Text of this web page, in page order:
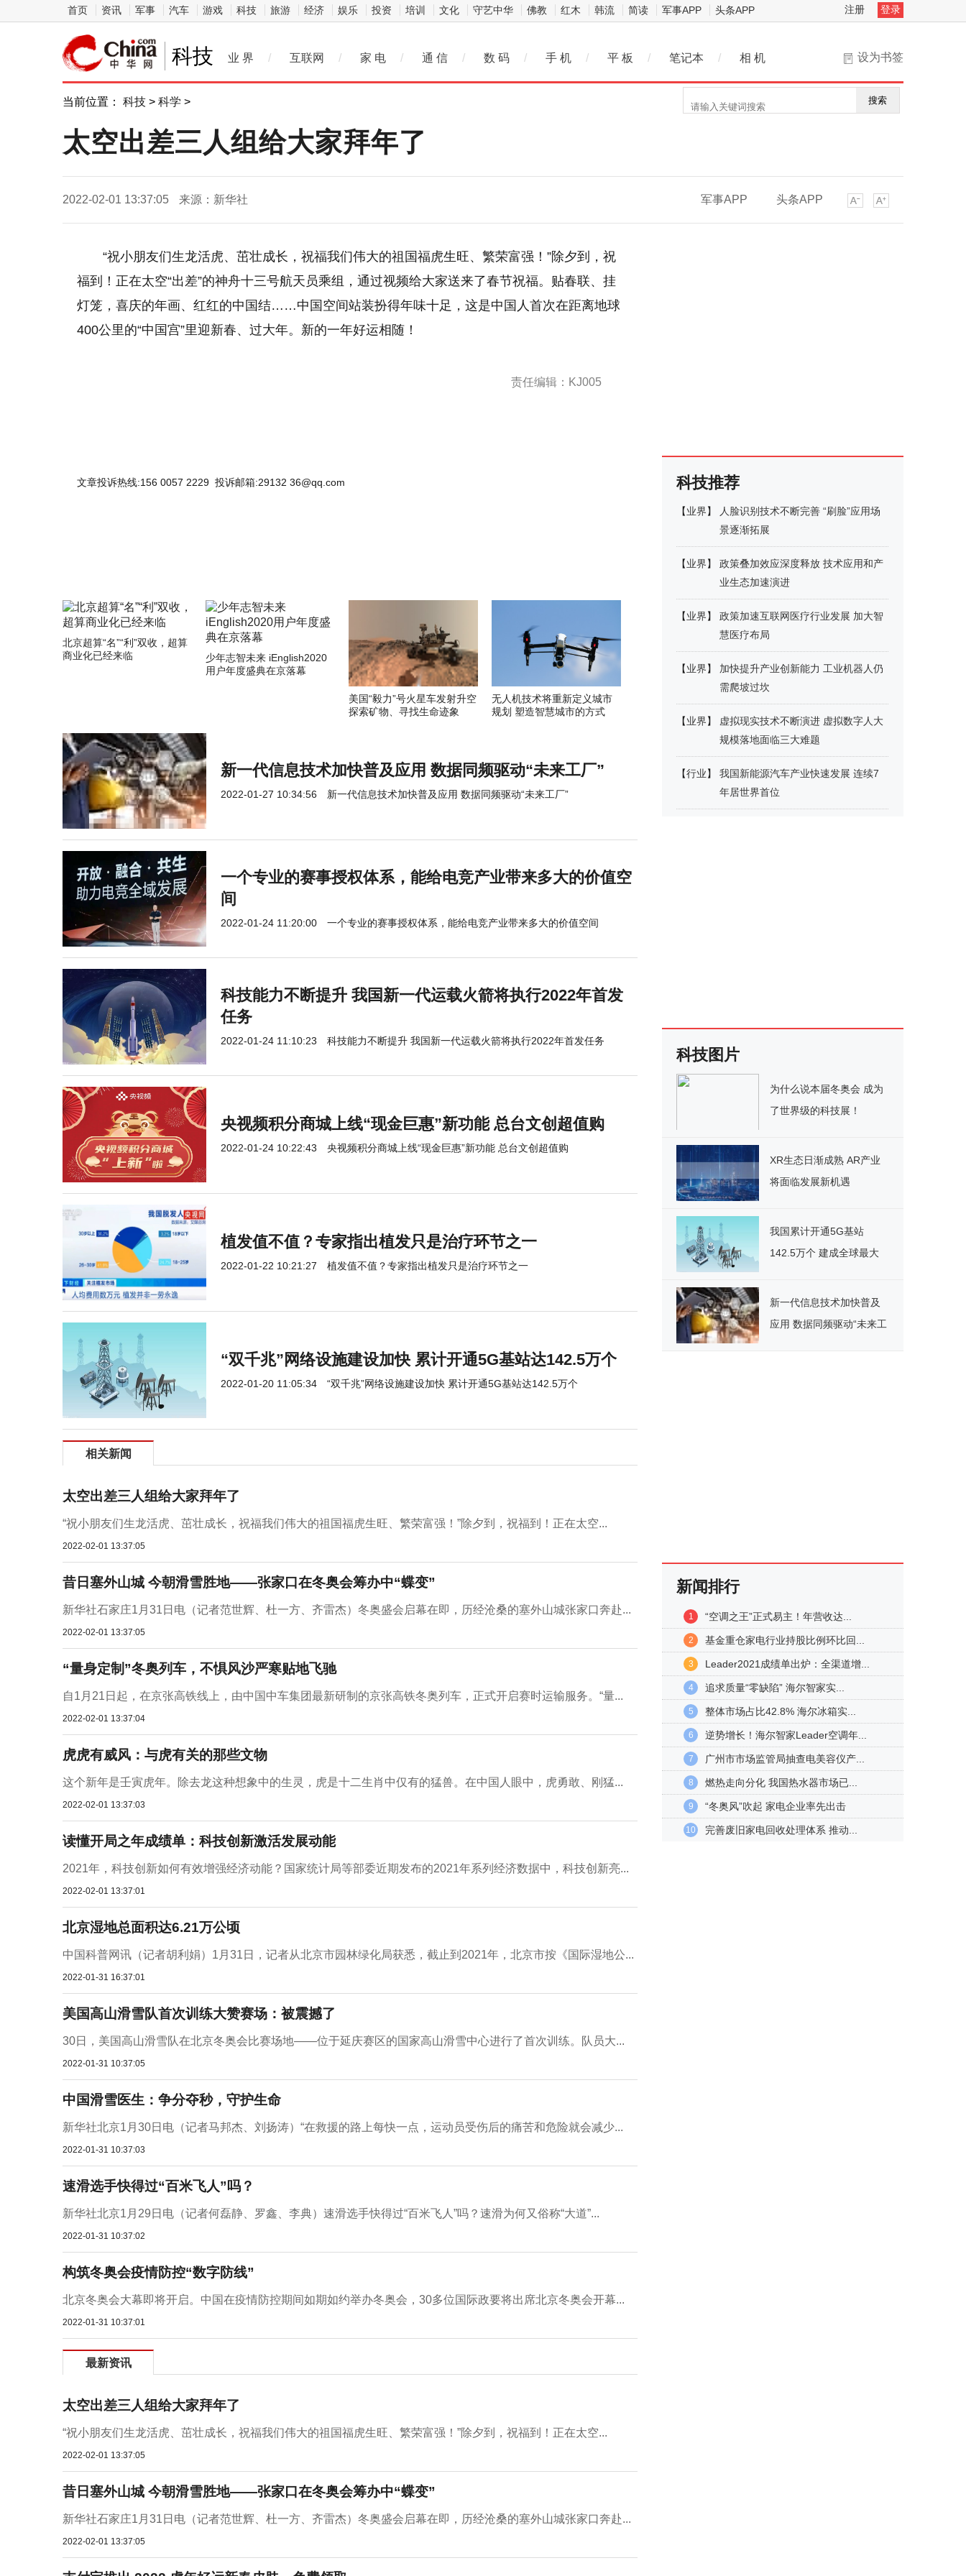
首页 资讯 军事 汽车 游戏 科技 旅游 经济 娱乐 投资 培训 文化 守艺中华 佛教 红木 韩流 简读 军事APP 头条APP 注册 登录
科技 设为书签
业 界 / 互联网 / 家 电 / 通 信 / 数 码 / 手 机 / 平 板 / 笔记本 / 相 机
当前位置： 科技 > 科学 > 搜索
太空出差三人组给大家拜年了
2022-02-01 13:37:05 来源：新华社 军事APP 头条APP
“祝小朋友们生龙活虎、茁壮成长，祝福我们伟大的祖国福虎生旺、繁荣富强！”除夕到，祝
福到！正在太空“出差”的神舟十三号航天员乘组，通过视频给大家送来了春节祝福。贴春联、挂
灯笼，喜庆的年画、红红的中国结……中国空间站装扮得年味十足，这是中国人首次在距离地球
400公里的“中国宫”里迎新春、过大年。新的一年好运相随！
责任编辑：KJ005
文章投诉热线:156 0057 2229 投诉邮箱:29132 36@qq.com
北京超算“名”“利”双收，超算
商业化已经来临
少年志智未来 iEnglish2020
用户年度盛典在京落幕
美国“毅力”号火星车发射升空
探索矿物、寻找生命迹象
无人机技术将重新定义城市
规划 塑造智慧城市的方式
新一代信息技术加快普及应用 数据同频驱动“未来工厂”
2022-01-27 10:34:56 新一代信息技术加快普及应用 数据同频驱动“未来工厂”
一个专业的赛事授权体系，能给电竞产业带来多大的价值空
间
2022-01-24 11:20:00 一个专业的赛事授权体系，能给电竞产业带来多大的价值空间
科技能力不断提升 我国新一代运载火箭将执行2022年首发
任务
2022-01-24 11:10:23 科技能力不断提升 我国新一代运载火箭将执行2022年首发任务
央视频积分商城上线“现金巨惠”新功能 总台文创超值购
2022-01-24 10:22:43 央视频积分商城上线“现金巨惠”新功能 总台文创超值购
植发值不值？专家指出植发只是治疗环节之一
2022-01-22 10:21:27 植发值不值？专家指出植发只是治疗环节之一
“双千兆”网络设施建设加快 累计开通5G基站达142.5万个
2022-01-20 11:05:34 “双千兆”网络设施建设加快 累计开通5G基站达142.5万个
相关新闻
太空出差三人组给大家拜年了
“祝小朋友们生龙活虎、茁壮成长，祝福我们伟大的祖国福虎生旺、繁荣富强！”除夕到，祝福到！正在太空...
2022-02-01 13:37:05
昔日塞外山城 今朝滑雪胜地——张家口在冬奥会筹办中“蝶变”
新华社石家庄1月31日电（记者范世辉、杜一方、齐雷杰）冬奥盛会启幕在即，历经沧桑的塞外山城张家口奔赴...
2022-02-01 13:37:05
“量身定制”冬奥列车，不惧风沙严寒贴地飞驰
自1月21日起，在京张高铁线上，由中国中车集团最新研制的京张高铁冬奥列车，正式开启赛时运输服务。“量...
2022-02-01 13:37:04
虎虎有威风：与虎有关的那些文物
这个新年是壬寅虎年。除去龙这种想象中的生灵，虎是十二生肖中仅有的猛兽。在中国人眼中，虎勇敢、刚猛...
2022-02-01 13:37:03
读懂开局之年成绩单：科技创新激活发展动能
2021年，科技创新如何有效增强经济动能？国家统计局等部委近期发布的2021年系列经济数据中，科技创新亮...
2022-02-01 13:37:01
北京湿地总面积达6.21万公顷
中国科普网讯（记者胡利娟）1月31日，记者从北京市园林绿化局获悉，截止到2021年，北京市按《国际湿地公...
2022-01-31 16:37:01
美国高山滑雪队首次训练大赞赛场：被震撼了
30日，美国高山滑雪队在北京冬奥会比赛场地——位于延庆赛区的国家高山滑雪中心进行了首次训练。队员大...
2022-01-31 10:37:05
中国滑雪医生：争分夺秒，守护生命
新华社北京1月30日电（记者马邦杰、刘扬涛）“在救援的路上每快一点，运动员受伤后的痛苦和危险就会减少...
2022-01-31 10:37:03
速滑选手快得过“百米飞人”吗？
新华社北京1月29日电（记者何磊静、罗鑫、李典）速滑选手快得过“百米飞人”吗？速滑为何又俗称“大道”...
2022-01-31 10:37:02
构筑冬奥会疫情防控“数字防线”
北京冬奥会大幕即将开启。中国在疫情防控期间如期如约举办冬奥会，30多位国际政要将出席北京冬奥会开幕...
2022-01-31 10:37:01
最新资讯
太空出差三人组给大家拜年了
“祝小朋友们生龙活虎、茁壮成长，祝福我们伟大的祖国福虎生旺、繁荣富强！”除夕到，祝福到！正在太空...
2022-02-01 13:37:05
昔日塞外山城 今朝滑雪胜地——张家口在冬奥会筹办中“蝶变”
新华社石家庄1月31日电（记者范世辉、杜一方、齐雷杰）冬奥盛会启幕在即，历经沧桑的塞外山城张家口奔赴...
2022-02-01 13:37:05
科技推荐
【业界】
人脸识别技术不断完善 “刷脸”应用场
景逐渐拓展
【业界】
政策叠加效应深度释放 技术应用和产
业生态加速演进
【业界】
政策加速互联网医疗行业发展 加大智
慧医疗布局
【业界】
加快提升产业创新能力 工业机器人仍
需爬坡过坎
【业界】
虚拟现实技术不断演进 虚拟数字人大
规模落地面临三大难题
【行业】
我国新能源汽车产业快速发展 连续7
年居世界首位
科技图片
为什么说本届冬奥会 成为
了世界级的科技展！
XR生态日渐成熟 AR产业
将面临发展新机遇
我国累计开通5G基站
142.5万个 建成全球最大
新一代信息技术加快普及
应用 数据同频驱动“未来工
新闻排行
1 “空调之王”正式易主！年营收达...
2 基金重仓家电行业持股比例环比回...
3 Leader2021成绩单出炉：全渠道增...
4 追求质量“零缺陷” 海尔智家实...
5 整体市场占比42.8% 海尔冰箱实...
6 逆势增长！海尔智家Leader空调年...
7 广州市市场监管局抽查电美容仪产...
8 燃热走向分化 我国热水器市场已...
9 “冬奥风”吹起 家电企业率先出击
10 完善废旧家电回收处理体系 推动...